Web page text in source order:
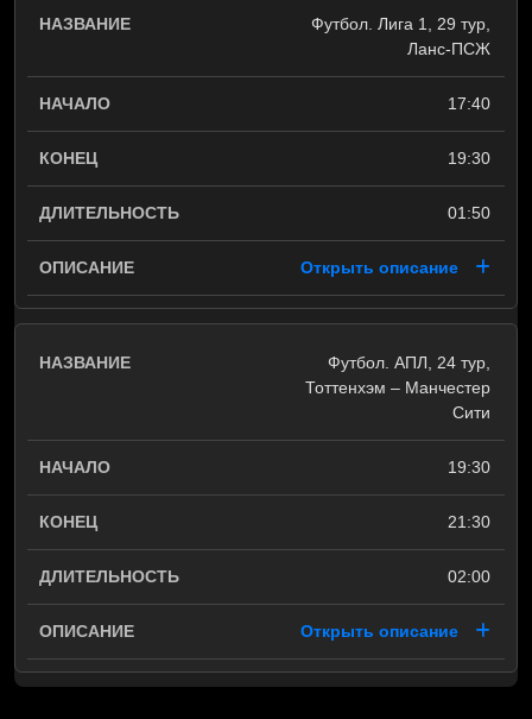
Футбол. Лига 1, 29 тур,
Ланс-ПСЖ
17:40
19:30
01:50
Открыть описание
Футбол. АПЛ, 24 тур,
Тоттенхэм – Манчестер
Сити
19:30
21:30
02:00
Открыть описание